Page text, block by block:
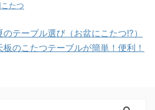
たつ
テーブル選び（お盆にこたつ!?）
のこたつテーブルが簡単！便利！